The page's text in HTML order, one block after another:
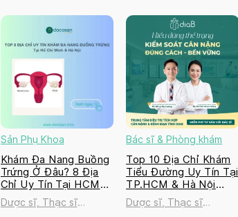
Sản Phụ Khoa
Khám Đa Nang Buồng
Trứng Ở Đâu? 8 Địa
Chỉ Uy Tín Tại HCM
và Hà Nội 2026
Dược sĩ, Thạc sĩ
Bác sĩ & Phòng khám
Top 10 Địa Chỉ Khám
Tiểu Đường Uy Tín Tại
TP.HCM & Hà Nội
2026
Dược sĩ, Thạc sĩ